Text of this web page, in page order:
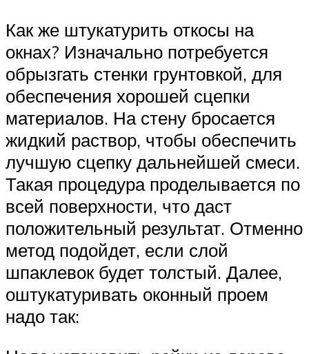
Как же штукатурить откосы на
окнах? Изначально потребуется
обрызгать стенки грунтовкой, для
обеспечения хорошей сцепки
материалов. На стену бросается
жидкий раствор, чтобы обеспечить
лучшую сцепку дальнейшей смеси.
Такая процедура проделывается по
всей поверхности, что даст
положительный результат. Отменно
метод подойдет, если слой
шпаклевок будет толстый. Далее,
оштукатуривать оконный проем
надо так: